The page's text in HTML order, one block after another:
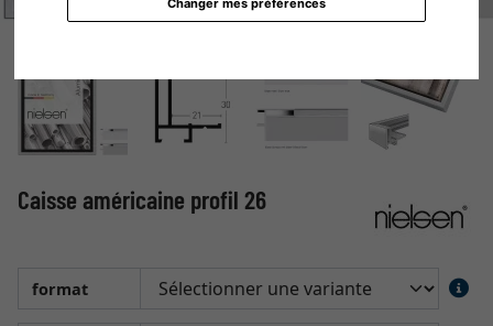
Changer mes préférences
Caisse américaine profil 26
format